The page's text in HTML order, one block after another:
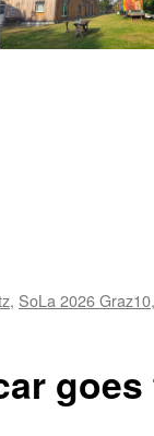
, SoLa 2026 Graz10